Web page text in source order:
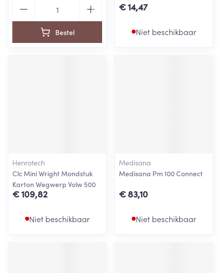
Bestel
€ 14,47
Niet beschikbaar
Henrotech
Clc Mini Wright Mondstuk
Karton Wegwerp Volw 500
€ 109,82
Niet beschikbaar
Medisana
Medisana Pm 100 Connect
€ 83,10
Niet beschikbaar